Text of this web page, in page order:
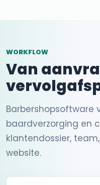
WORKFLOW
Van
Barbershopsoftware
baardverzorging en
klantendossier,
website.